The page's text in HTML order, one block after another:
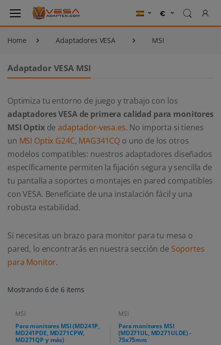
Home Adaptadores VESA MSI
Adaptador VESA MSI
Optimiza tu entorno de juego y trabajo con los
adaptadores VESA de primera calidad para monitores
MSI Optixdeadaptador-vesa.es. No importa si tienes
un MSI Optix G24C, MAG341CQ o uno de los otros
modelos compatibles: nuestros adaptadores diseñados
específicamente permiten la fijación segura y sencilla de
tu pantalla a soportes o montajes en pared compatibles
con VESA. Benefíciate de una instalación fácil y una
robusta estabilidad.
Si necesitas un brazo para monitor para tu mesa o
pared, lo encontrarás en nuestra sección de Soportes
para Monitor.
Mostrando 6 de 6 items
MSI
Para monitores MSI (MD241P,
MD241PDE, MD271CPW,
MD271QP y más)
MSI
Para monitores MSI
(MD271UL, MD271ULDE) -
75x75mm